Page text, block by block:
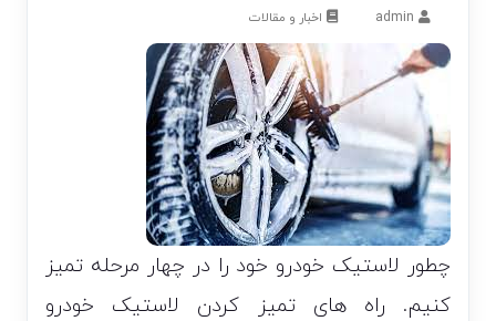
اخبار و مقالات
چطور لاستیک خودرو خود را در چهار مرحله تمیز
کنیم. راه های تمیز کردن لاستیک خودرو